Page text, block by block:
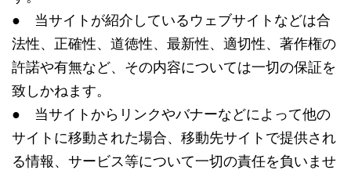
● 当サイトが紹介しているウェブサイトなどは合
法性、正確性、道徳性、最新性、適切性、著作権の
許諾や有無など、その内容については一切の保証を
致しかねます。
● 当サイトからリンクやバナーなどによって他の
サイトに移動された場合、移動先サイトで提供され
る情報、サービス等について一切の責任を負いませ